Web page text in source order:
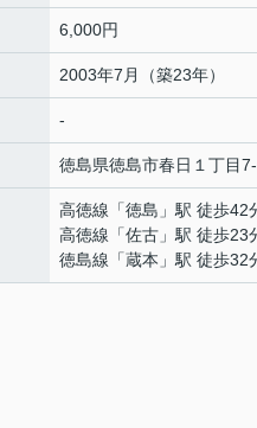
6,000円
2003年7月（築23年）
-
徳島県徳島市春日 １丁目
高徳線 「徳島 」駅 徒歩42
高徳線 「佐古 」駅 徒歩23
徳島線 「蔵本 」駅 徒歩32